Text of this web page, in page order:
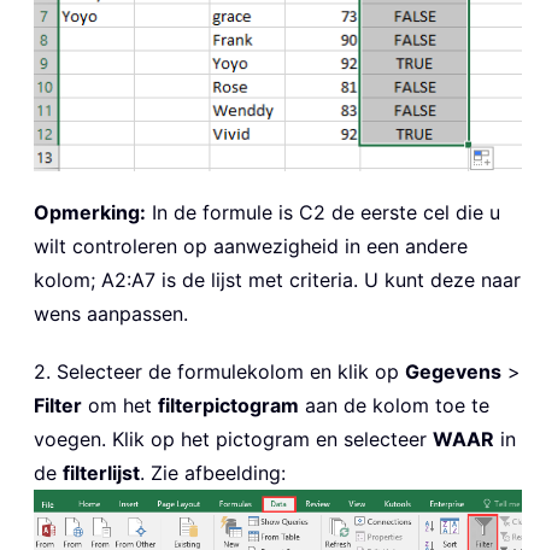
Opmerking: In de formule is C2 de eerste cel die u
wilt controleren op aanwezigheid in een andere
kolom; A2:A7 is de lijst met criteria. U kunt deze naar
wens aanpassen.
2. Selecteer de formulekolom en klik op Gegevens >
Filter om het filterpictogram aan de kolom toe te
voegen. Klik op het pictogram en selecteer WAAR in
de filterlijst. Zie afbeelding: